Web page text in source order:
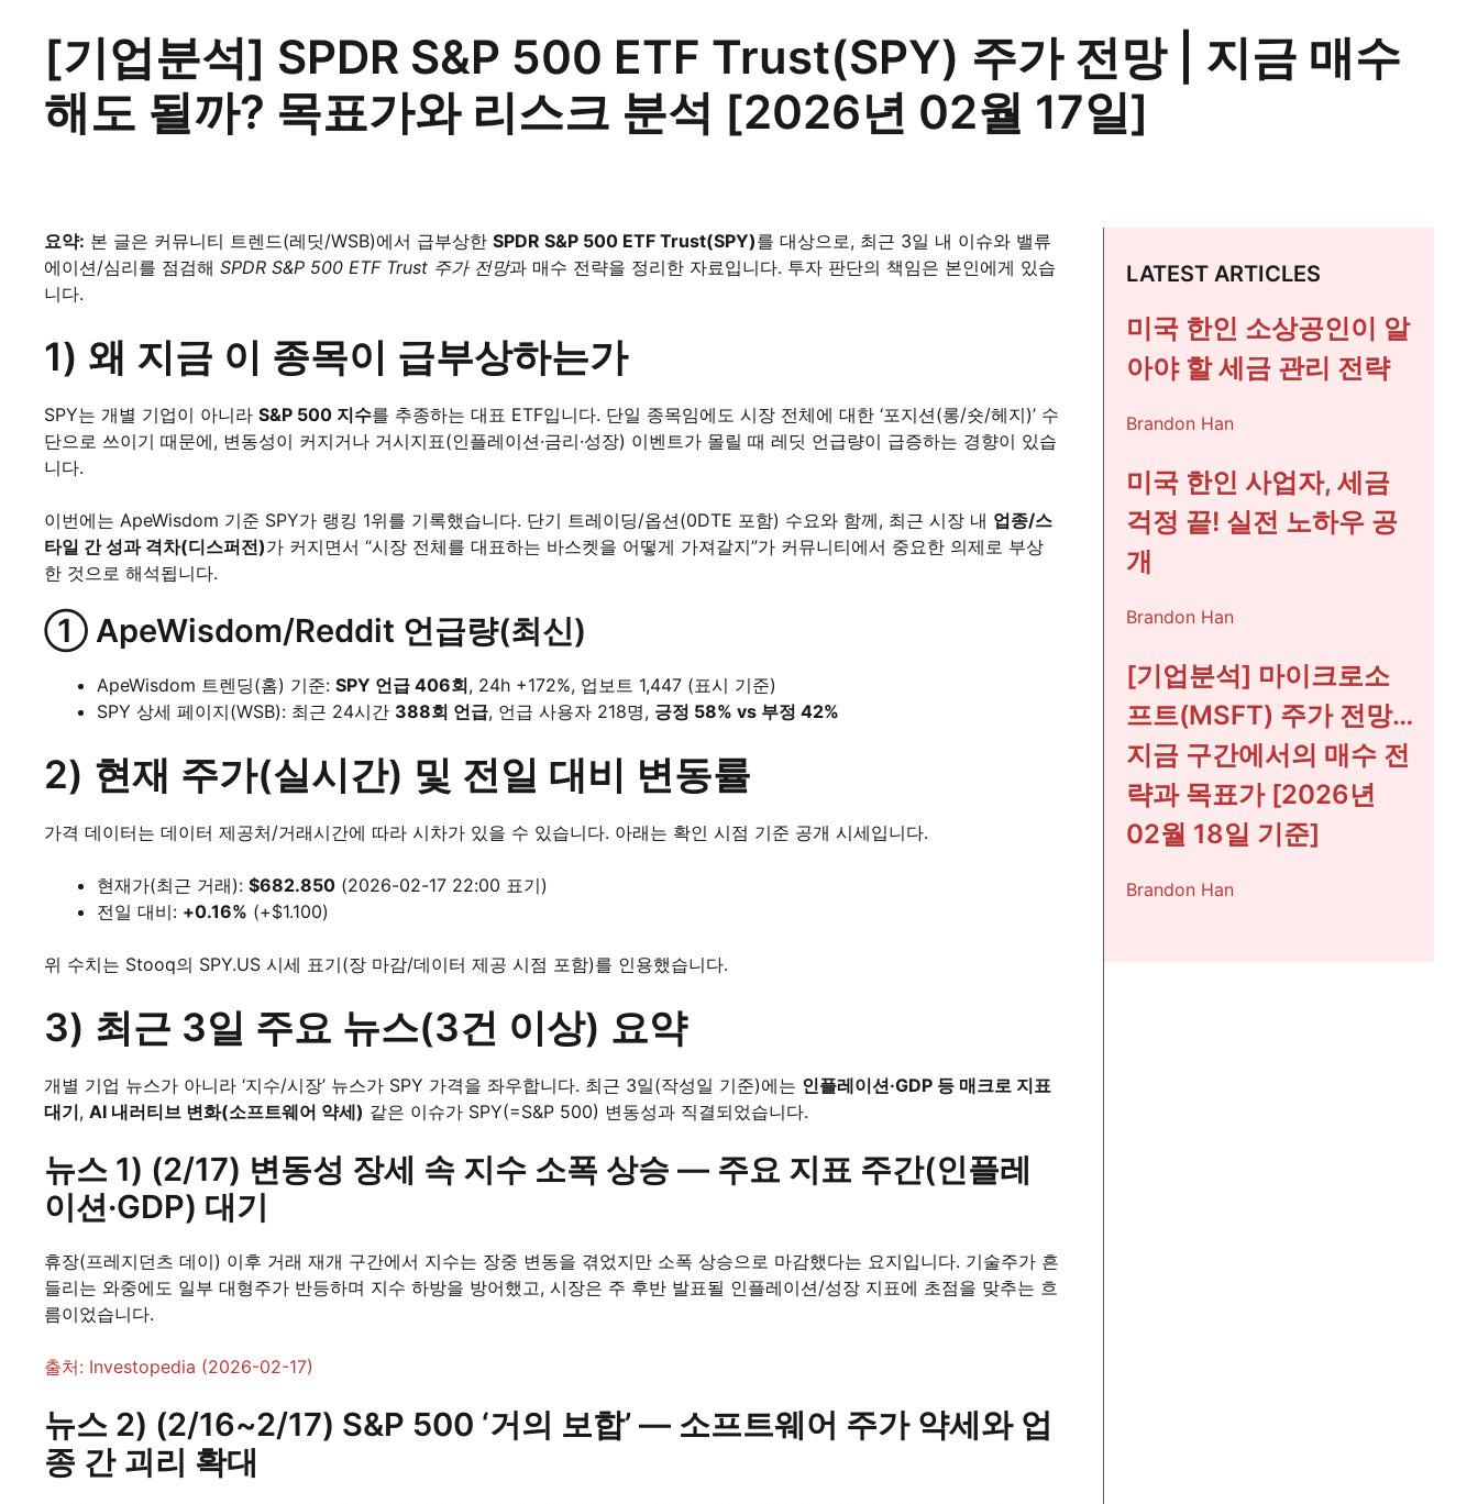
[기업분석] SPDR S&P 500 ETF Trust(SPY) 주가 전망 | 지금 매수
해도 될까? 목표가와 리스크 분석 [2026년 02월 17일]
요약: 본 글은 커뮤니티 트렌드(레딧/WSB)에서 급부상한 SPDR S&P 500 ETF Trust(SPY)를 대상으로, 최근 3일 내 이슈와 밸류
에이션/심리를 점검해 SPDR S&P 500 ETF Trust 주가 전망과 매수 전략을 정리한 자료입니다. 투자 판단의 책임은 본인에게 있습
니다.
1) 왜 지금 이 종목이 급부상하는가
SPY는 개별 기업이 아니라 S&P 500 지수를 추종하는 대표 ETF입니다. 단일 종목임에도 시장 전체에 대한 ‘포지션(롱/숏/헤지)’ 수
단으로 쓰이기 때문에, 변동성이 커지거나 거시지표(인플레이션·금리·성장) 이벤트가 몰릴 때 레딧 언급량이 급증하는 경향이 있습
니다.
이번에는 ApeWisdom 기준 SPY가 랭킹 1위를 기록했습니다. 단기 트레이딩/옵션(0DTE 포함) 수요와 함께, 최근 시장 내 업종/스
타일 간 성과 격차(디스퍼전)가 커지면서 “시장 전체를 대표하는 바스켓을 어떻게 가져갈지”가 커뮤니티에서 중요한 의제로 부상
한 것으로 해석됩니다.
① ApeWisdom/Reddit 언급량(최신)
ApeWisdom 트렌딩(홈) 기준: SPY 언급 406회, 24h +172%, 업보트 1,447 (표시 기준)
SPY 상세 페이지(WSB): 최근 24시간 388회 언급, 언급 사용자 218명, 긍정 58% vs 부정 42%
2) 현재 주가(실시간) 및 전일 대비 변동률
가격 데이터는 데이터 제공처/거래시간에 따라 시차가 있을 수 있습니다. 아래는 확인 시점 기준 공개 시세입니다.
현재가(최근 거래): $682.850 (2026-02-17 22:00 표기)
전일 대비: +0.16% (+$1.100)
위 수치는 Stooq의 SPY.US 시세 표기(장 마감/데이터 제공 시점 포함)를 인용했습니다.
3) 최근 3일 주요 뉴스(3건 이상) 요약
개별 기업 뉴스가 아니라 ‘지수/시장’ 뉴스가 SPY 가격을 좌우합니다. 최근 3일(작성일 기준)에는 인플레이션·GDP 등 매크로 지표
대기, AI 내러티브 변화(소프트웨어 약세) 같은 이슈가 SPY(=S&P 500) 변동성과 직결되었습니다.
뉴스 1) (2/17) 변동성 장세 속 지수 소폭 상승 — 주요 지표 주간(인플레
이션·GDP) 대기
휴장(프레지던츠 데이) 이후 거래 재개 구간에서 지수는 장중 변동을 겪었지만 소폭 상승으로 마감했다는 요지입니다. 기술주가 흔
들리는 와중에도 일부 대형주가 반등하며 지수 하방을 방어했고, 시장은 주 후반 발표될 인플레이션/성장 지표에 초점을 맞추는 흐
름이었습니다.
출처: Investopedia (2026-02-17)
뉴스 2) (2/16~2/17) S&P 500 ‘거의 보합’ — 소프트웨어 주가 약세와 업
종 간 괴리 확대
LATEST ARTICLES
미국 한인 소상공인이 알
아야 할 세금 관리 전략
Brandon Han
미국 한인 사업자, 세금
걱정 끝! 실전 노하우 공
개
Brandon Han
[기업분석] 마이크로소
프트(MSFT) 주가 전망…
지금 구간에서의 매수 전
략과 목표가 [2026년
02월 18일 기준]
Brandon Han